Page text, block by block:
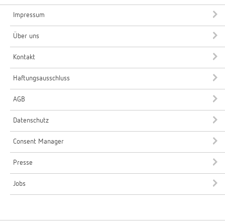
Impressum
Über uns
Kontakt
Haftungsausschluss
AGB
Datenschutz
Consent Manager
Presse
Jobs